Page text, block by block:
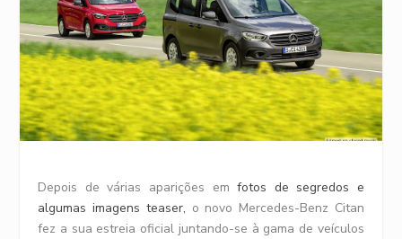
Depois de várias aparições emfotos de segredos e
algumas imagens teaser, o novo Mercedes-Benz Citan
fez a sua estreia oficial juntando-se à gama de veículos